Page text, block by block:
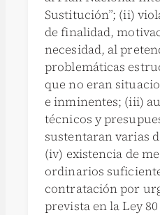
Sustitución”; (ii)
de finalidad,
necesidad, al
problemáticas
que no eran
e inminentes; (iii)
técnicos y
sustentaran varias
(iv) existencia de
ordinarios
contratación por
prevista en la Ley 80